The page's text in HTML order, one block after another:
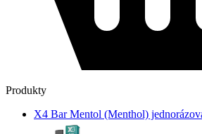
Produkty
X4 Bar Mentol (Menthol)